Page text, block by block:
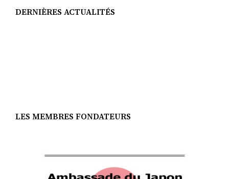
DERNIÈRES ACTUALITÉS
LES MEMBRES FONDATEURS